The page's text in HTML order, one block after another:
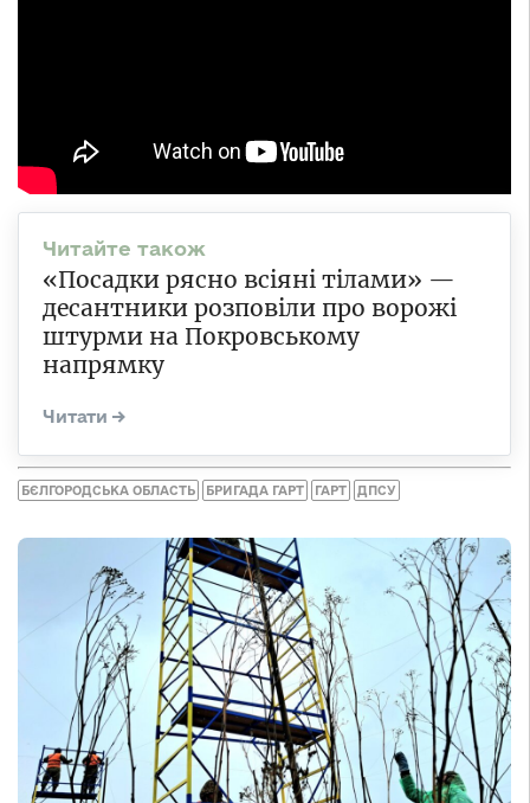
«Посадки рясно всіяні тілами» —
десантники розповіли про ворожі
штурми на Покровському
напрямку
БЄЛГОРОДСЬКА ОБЛАСТЬ БРИГАДА ГАРТ ГАРТ ДПСУ